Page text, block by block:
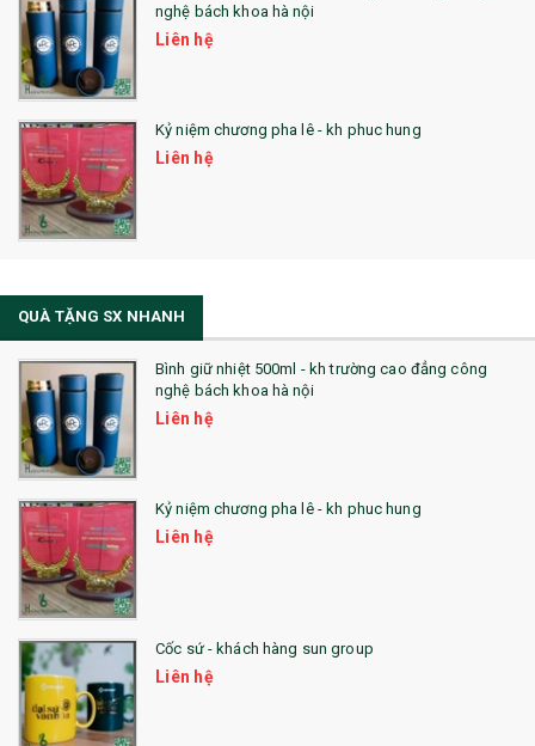
nghệ bách khoa hà nội
Liên hệ
Kỷ niệm chương pha lê - kh phuc hung
Liên hệ
QUÀ TẶNG SX NHANH
Bình giữ nhiệt 500ml - kh trường cao đẳng công
nghệ bách khoa hà nội
Liên hệ
Kỷ niệm chương pha lê - kh phuc hung
Liên hệ
Cốc sứ - khách hàng sun group
Liên hệ